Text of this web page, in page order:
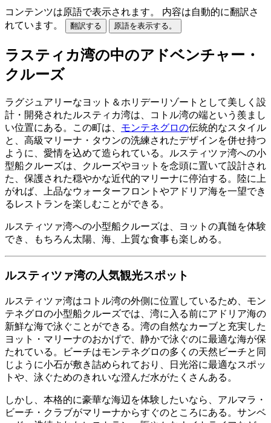
コンテンツは原語で表示されます。
内容は自動的に翻訳さ
れています。
翻訳する 原語を表示する。
ラスティカ湾の中のアドベンチャー・
クルーズ
ラグジュアリーなヨット＆ホリデーリゾートとして美しく設
計・開発されたルスティカ湾は、コトル湾の端という羨まし
い位置にある。この町は、 モンテネグロの伝統的なスタイル
と、高級マリーナ・タウンの洗練されたデザインを併せ持つ
ように、愛情を込めて造られている。ルスティツァ湾への小
型船クルーズは、クルーズやヨットを念頭に置いて設計され
た、保護された穏やかな近代的マリーナに停泊する。陸に上
がれば、上品なウォーターフロントやアドリア海を一望でき
るレストランを楽しむことができる。
ルスティツァ湾への小型船クルーズは、ヨットの真髄を体験
でき、もちろん太陽、海、上質な食事も楽しめる。
ルスティツァ湾の人気観光スポット
ルスティツァ湾はコトル湾の外側に位置しているため、モン
テネグロの小型船クルーズでは、湾に入る前にアドリア海の
新鮮な海で泳ぐことができる。湾の自然なカーブと充実した
ヨット・マリーナのおかげで、静かで泳ぐのに最適な海が保
たれている。ビーチはモンテネグロの多くの天然ビーチと同
じように小石が敷き詰められており、日光浴に最適なスポッ
トや、泳ぐためのきれいな澄んだ水がたくさんある。
しかし、本格的に豪華な海辺を体験したいなら、アルマラ・
ビーチ・クラブがマリーナからすぐのところにある。サンベ